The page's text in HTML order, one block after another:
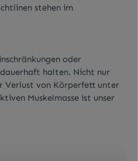
stehen im
oder
halten. Nicht nur
Verlust von Körperfett unter
Muskelmasse ist unser